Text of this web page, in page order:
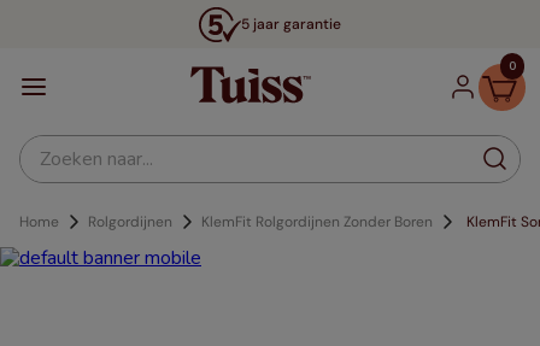
5 jaar garantie
0
Zoeken naar...
Home Rolgordijnen KlemFit Rolgordijnen Zonder Boren KlemFit